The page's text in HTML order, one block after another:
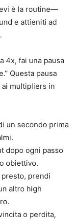
è la routine—
e attieniti ad
4x, fai una pausa
Questa pausa
multipliers in
un secondo prima
dopo ogni passo
obiettivo.
prendi
altro high
o perdita,